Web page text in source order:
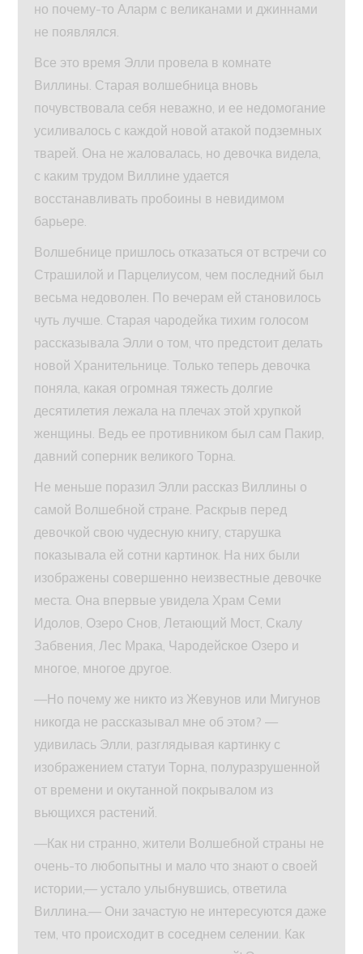
но почему-то Аларм с великанами и джиннами
не появлялся.
Все это время Элли провела в комнате
Виллины. Старая волшебница вновь
почувствовала себя неважно, и ее недомогание
усиливалось с каждой новой атакой подземных
тварей. Она не жаловалась, но девочка видела,
с каким трудом Виллине удается
восстанавливать пробоины в невидимом
барьере.
Волшебнице пришлось отказаться от встречи со
Страшилой и Парцелиусом, чем последний был
весьма недоволен. По вечерам ей становилось
чуть лучше. Старая чародейка тихим голосом
рассказывала Элли о том, что предстоит делать
новой Хранительнице. Только теперь девочка
поняла, какая огромная тяжесть долгие
десятилетия лежала на плечах этой хрупкой
женщины. Ведь ее противником был сам Пакир,
давний соперник великого Торна.
Не меньше поразил Элли рассказ Виллины о
самой Волшебной стране. Раскрыв перед
девочкой свою чудесную книгу, старушка
показывала ей сотни картинок. На них были
изображены совершенно неизвестные девочке
места. Она впервые увидела Храм Семи
Идолов, Озеро Снов, Летающий Мост, Скалу
Забвения, Лес Мрака, Чародейское Озеро и
многое, многое другое.
—Но почему же никто из Жевунов или Мигунов
никогда не рассказывал мне об этом? —
удивилась Элли, разглядывая картинку с
изображением статуи Торна, полуразрушенной
от времени и окутанной покрывалом из
вьющихся растений.
—Как ни странно, жители Волшебной страны не
очень-то любопытны и мало что знают о своей
истории,— устало улыбнувшись, ответила
Виллина.— Они зачастую не интересуются даже
тем, что происходит в соседнем селении. Как